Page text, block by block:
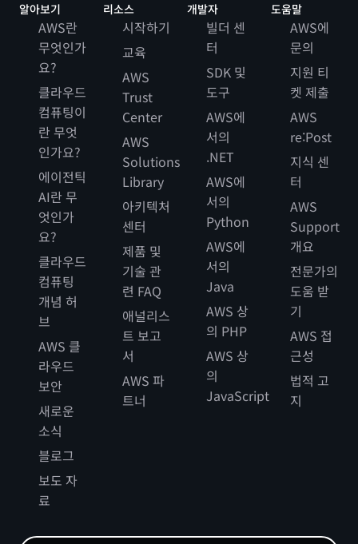
알아보기
AWS란
무엇인가
요?
클라우드
컴퓨팅이
란 무엇
인가요?
에이전틱
AI란 무
엇인가
요?
클라우드
컴퓨팅
개념 허
브
AWS 클
라우드
보안
새로운
소식
블로그
보도 자
료
리소스
시작하기
교육
AWS
Trust
Center
AWS
Solutions
Library
아키텍처
센터
제품 및
기술 관
련 FAQ
애널리스
트 보고
서
AWS 파
트너
개발자
빌더 센
터
SDK 및
도구
AWS에
서의
.NET
AWS에
서의
Python
AWS에
서의
Java
AWS 상
의 PHP
AWS 상
의
JavaScript
도움말
AWS에
문의
지원 티
켓 제출
AWS
re:Post
지식 센
터
AWS
Support
개요
전문가의
도움 받
기
AWS 접
근성
법적 고
지